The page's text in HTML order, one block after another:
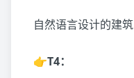
自然语言设计的建筑
👉T4：